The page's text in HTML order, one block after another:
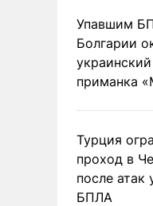
Упавшим
Болгарии
приманка
Турция
проход в
после атак
БПЛА